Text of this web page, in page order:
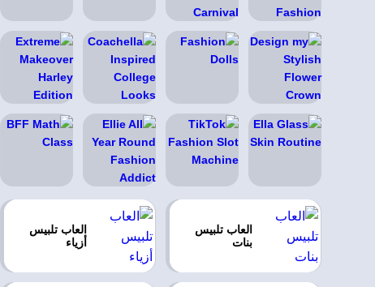
العاب تلبيس
بنات
العاب تلبيس
أزياء